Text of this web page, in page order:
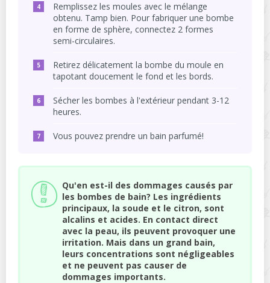
Remplissez les moules avec le mélange
obtenu. Tamp bien. Pour fabriquer une bombe
en forme de sphère, connectez 2 formes
semi-circulaires.
Retirez délicatement la bombe du moule en
tapotant doucement le fond et les bords.
Sécher les bombes à l'extérieur pendant 3-12
heures.
Vous pouvez prendre un bain parfumé!
Qu'en est-il des dommages causés par
les bombes de bain? Les ingrédients
principaux, la soude et le citron, sont
alcalins et acides. En contact direct
avec la peau, ils peuvent provoquer une
irritation. Mais dans un grand bain,
leurs concentrations sont négligeables
et ne peuvent pas causer de
dommages importants.